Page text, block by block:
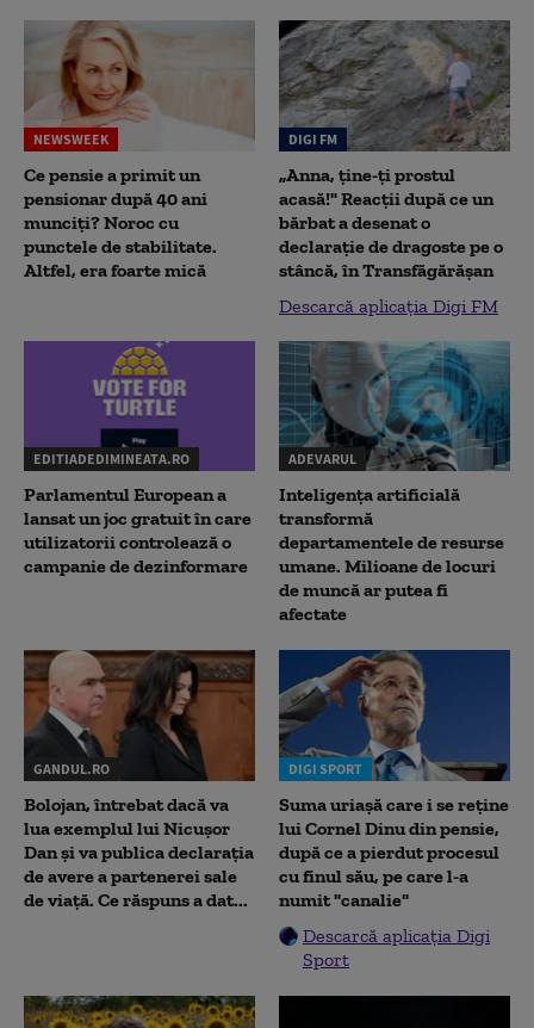
NEWSWEEK
Ce pensie a primit un
pensionar după 40 ani
munciți? Noroc cu
punctele de stabilitate.
Altfel, era foarte mică
DIGI FM
„Anna, ţine-ţi prostul
acasă!" Reacţii după ce un
bărbat a desenat o
declaraţie de dragoste pe o
stâncă, în Transfăgărăşan
Descarcă aplicația Digi FM
EDITIADEDIMINEATA.RO
Parlamentul European a
lansat un joc gratuit în care
utilizatorii controlează o
campanie de dezinformare
ADEVARUL
Inteligența artificială
transformă
departamentele de resurse
umane. Milioane de locuri
de muncă ar putea fi
afectate
GANDUL.RO
Bolojan, întrebat dacă va
lua exemplul lui Nicușor
Dan și va publica declarația
de avere a partenerei sale
de viață. Ce răspuns a dat...
DIGI SPORT
Suma uriașă care i se reține
lui Cornel Dinu din pensie,
după ce a pierdut procesul
cu finul său, pe care l-a
numit "canalie"
Descarcă aplicația Digi
Sport